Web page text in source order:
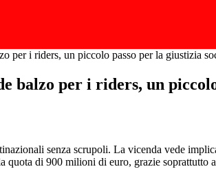
per i riders, un piccolo passo per la giustizia
balzo per i riders, un
senza scrupoli. La vicenda vede
di 900 milioni di euro, grazie soprattutto